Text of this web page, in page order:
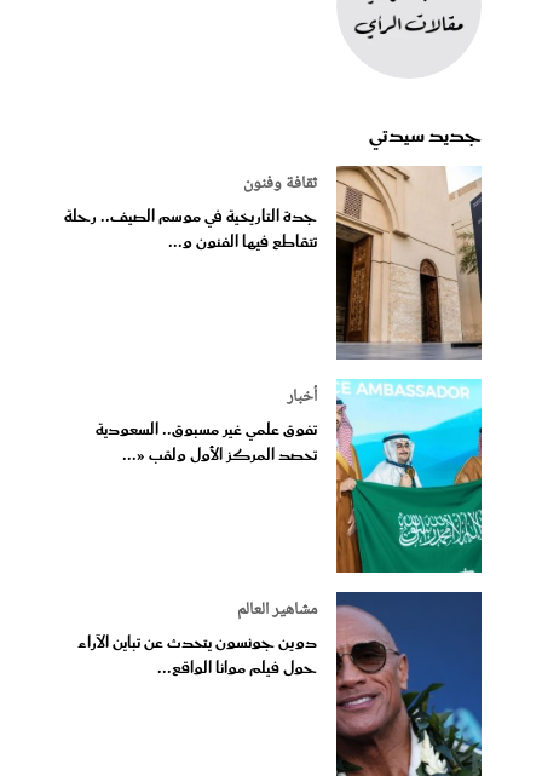
جديد سيدتي
ثقافة وفنون
جدة التاريخية في موسم الصيف.. رحلة
تتقاطع فيها الفنون و...
أخبار
تفوق علمي غير مسبوق.. السعودية
تحصد المركز الأول ولقب «...
مشاهير العالم
دوين جونسون يتحدث عن تباين الآراء
حول فيلم موانا الواقع...